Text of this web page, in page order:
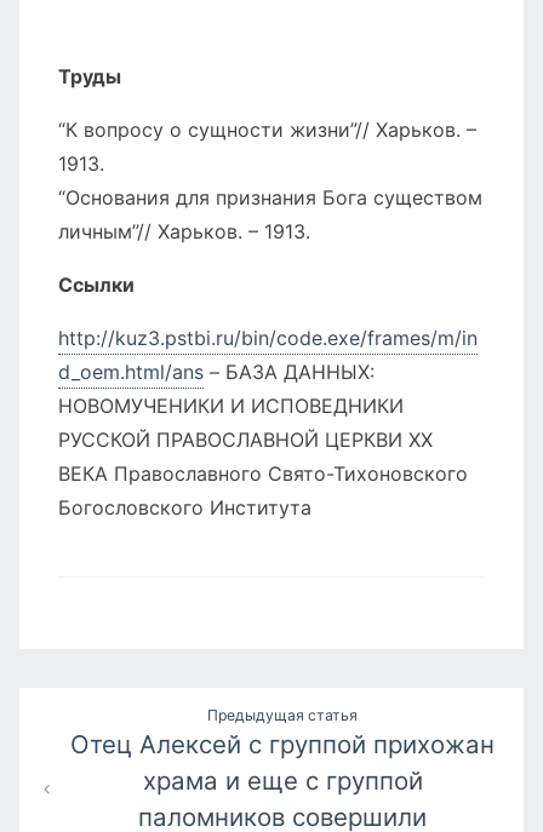
Труды
“К вопросу о сущности жизни”// Харьков. –
1913.
“Основания для признания Бога существом
личным”// Харьков. – 1913.
Ссылки
http://kuz3.pstbi.ru/bin/code.exe/frames/m/in
d_oem.html/ans – БАЗА ДАННЫХ:
НОВОМУЧЕНИКИ И ИСПОВЕДНИКИ
РУССКОЙ ПРАВОСЛАВНОЙ ЦЕРКВИ XX
ВЕКА Православного Свято-Тихоновского
Богословского Института
записям
Предыдущая статья
Отец Алексей с группой прихожан
храма и еще с группой
паломников совершили